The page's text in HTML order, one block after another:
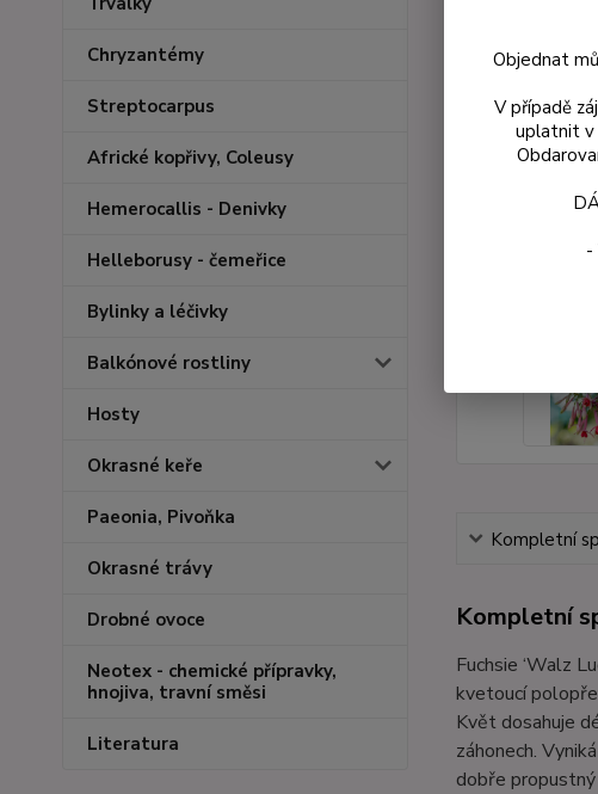
Chryzantémy
Streptocarpus
Africké kopřivy, Coleusy
Hemerocallis - Denivky
Helleborusy - čemeřice
Bylinky a léčivky
Balkónové rostliny
Hosty
Okrasné keře
Paeonia, Pivoňka
Okrasné trávy
Drobné ovoce
Neotex - chemické přípravky,
hnojiva, travní směsi
Literatura
Kompletní
Kompletní
Fuchsie ‘Walz
kvetoucí
Květ dosahuje
záhonech.
dobře
Objednat
V případě
uplatnit v
-